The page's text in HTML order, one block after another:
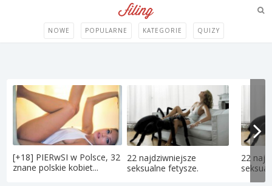
NOWE POPULARNE KATEGORIE QUIZY
[+18] PIERwSI w Polsce, 32
znane polskie kobiet...
22 najdziwniejsze
seksualne fetysze.
22